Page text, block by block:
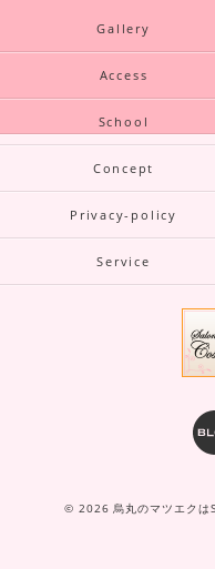
Gallery
Access
School
Concept
Privacy-policy
Service
© 2026 烏丸のマツエクは